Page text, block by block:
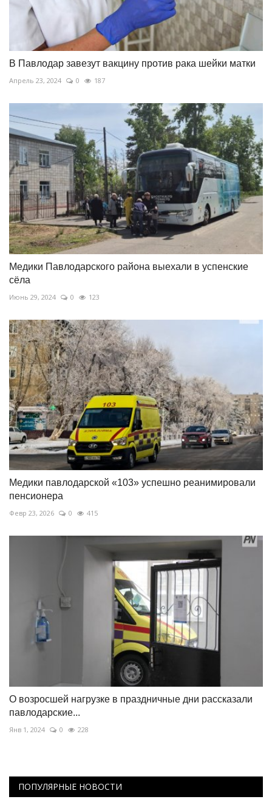
В Павлодар завезут вакцину против рака шейки матки
Апрель 23, 2024 0 187
Медики Павлодарского района выехали в успенские
сёла
Июнь 29, 2024 0 123
Медики павлодарской «103» успешно реанимировали
пенсионера
Февр 23, 2026 0 415
О возросшей нагрузке в праздничные дни рассказали
павлодарские...
Янв 1, 2024 0 228
ПОПУЛЯРНЫЕ НОВОСТИ